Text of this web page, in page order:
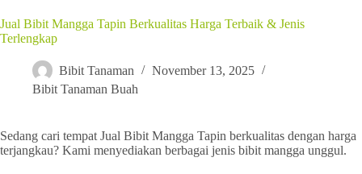
Jual Bibit Mangga Tapin Berkualitas Harga Terbaik & Jenis
Terlengkap
Bibit Tanaman
November 13, 2025
Bibit Tanaman Buah
Sedang cari tempat Jual Bibit Mangga Tapin berkualitas dengan harga
terjangkau? Kami menyediakan berbagai jenis bibit mangga unggul.